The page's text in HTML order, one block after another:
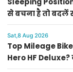
से बचना है तो बदलें
पोजीशन
Sat,8 Aug 2026
Top Mileage
Hero HF